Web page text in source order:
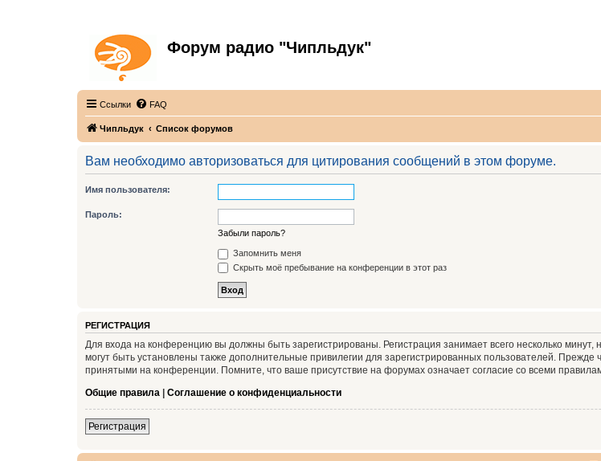
Форум радио "Чипльдук"
Ссылки FAQ
Чипльдук Список форумов
Вам необходимо авторизоваться для цитирования сообщений в этом форуме.
Имя пользователя:
Пароль:
Забыли пароль?
Запомнить меня
Скрыть моё пребывание на конференции в этот раз
РЕГИСТРАЦИЯ
Для входа на конференцию вы должны быть зарегистрированы. Регистрация занимает всего несколько
могут быть установлены также дополнительные привилегии для зарегистрированных пользователей. Прежде
принятыми на конференции. Помните, что ваше присутствие на форумах означает согласие со всеми
Общие правила | Соглашение о конфиденциальности
Регистрация